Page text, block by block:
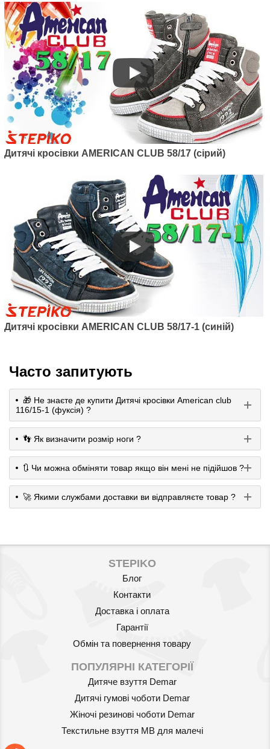
Дитячі кросівки AMERICAN CLUB 58/17 (сірий)
Дитячі кросівки AMERICAN CLUB 58/17-1 (синій)
Часто запитують
🎁 Не знаєте де купити Дитячі кросівки American club
116/15-1 (фуксія) ?
👣 Як визначити розмір ноги ?
🔃 Чи можна обміняти товар якщо він мені не підійшов ?
🚀 Якими службами доставки ви відправляєте товар ?
STEPIKO
Блог
Контакти
Доставка і оплата
Гарантії
Обмін та повернення товару
ПОПУЛЯРНІ КАТЕГОРІЇ
Дитяче взуття Demar
Дитячі гумові чоботи Demar
Жіночі резинові чоботи Demar
Текстильне взуття MB для малечі